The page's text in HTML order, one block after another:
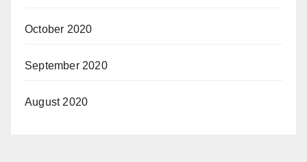
October 2020
September 2020
August 2020